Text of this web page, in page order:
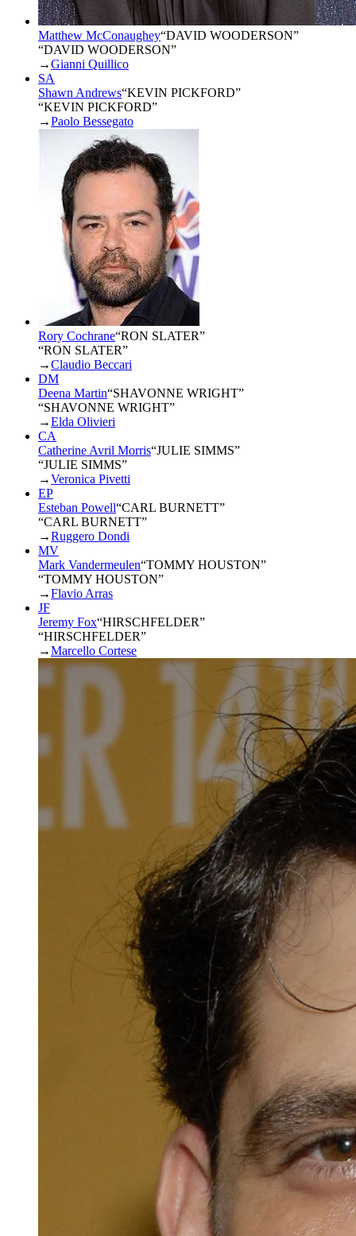
Matthew McConaughey“DAVID WOODERSON”
“DAVID WOODERSON”
→Gianni Quillico
SA
Shawn Andrews“KEVIN PICKFORD”
“KEVIN PICKFORD”
→Paolo Bessegato
Rory Cochrane“RON SLATER”
“RON SLATER”
→Claudio Beccari
DM
Deena Martin“SHAVONNE WRIGHT”
“SHAVONNE WRIGHT”
→Elda Olivieri
CA
Catherine Avril Morris“JULIE SIMMS”
“JULIE SIMMS”
→Veronica Pivetti
EP
Esteban Powell“CARL BURNETT”
“CARL BURNETT”
→Ruggero Dondi
MV
Mark Vandermeulen“TOMMY HOUSTON”
“TOMMY HOUSTON”
→Flavio Arras
JF
Jeremy Fox“HIRSCHFELDER”
“HIRSCHFELDER”
→Marcello Cortese